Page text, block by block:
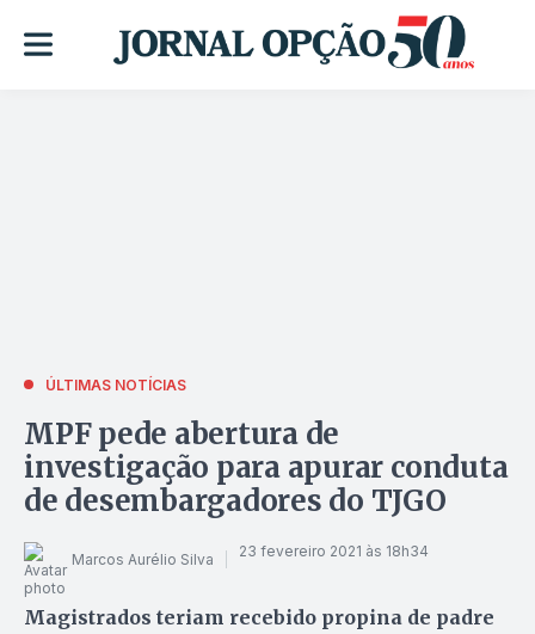
ÚLTIMAS NOTÍCIAS
MPF pede abertura de
investigação para apurar conduta
de desembargadores do TJGO
Marcos Aurélio Silva 23 fevereiro 2021 às 18h34
Magistrados teriam recebido propina de padre